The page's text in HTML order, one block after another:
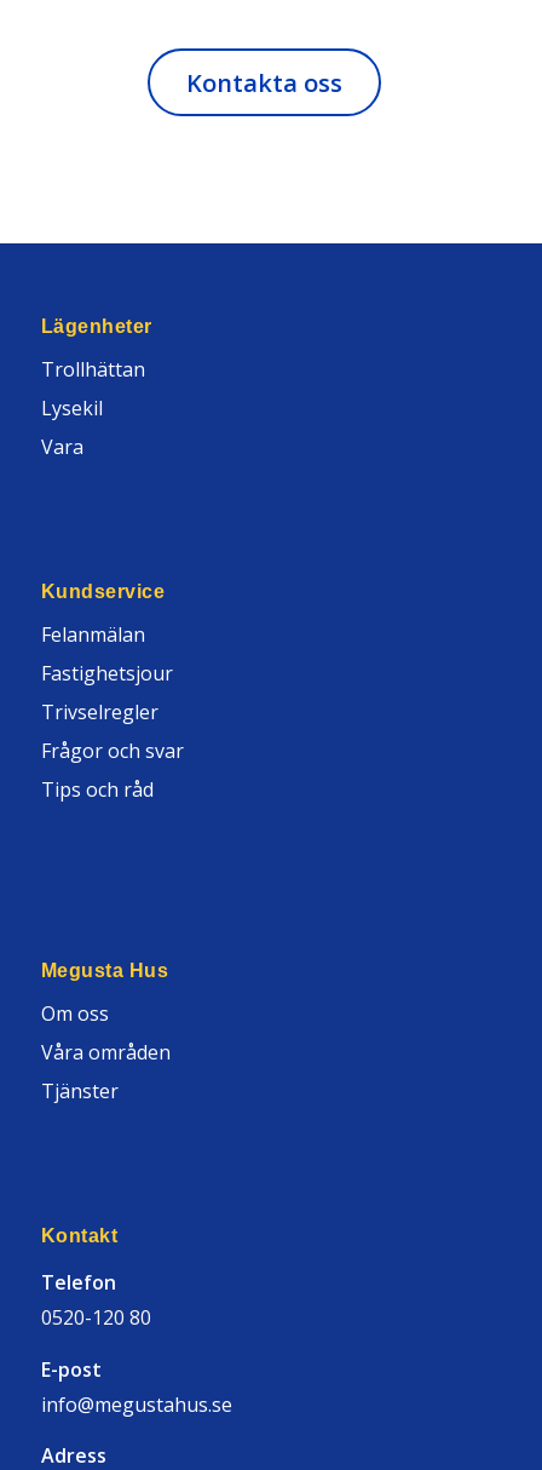
Kontakta oss
Lägenheter
Trollhättan
Lysekil
Vara
Kundservice
Felanmälan
Fastighetsjour
Trivselregler
Frågor och svar
Tips och råd
Megusta Hus
Om oss
Våra områden
Tjänster
Kontakt
Telefon
0520-120 80
E-post
info@megustahus.se
Adress